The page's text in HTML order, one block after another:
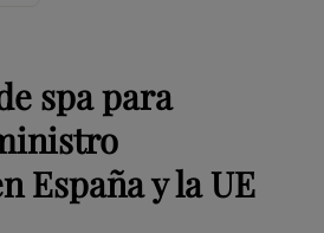
spa para
España y la UE